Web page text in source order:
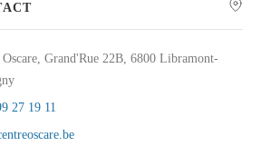
Oscare, Grand'Rue 22B, 6800 Libramont-
27 19 11